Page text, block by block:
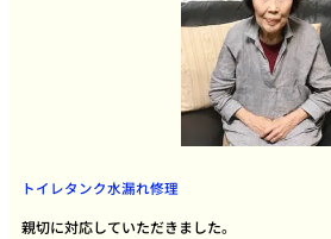
トイレタンク水漏れ修理
親切に対応していただきました。